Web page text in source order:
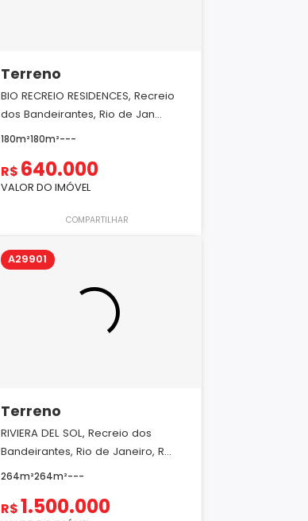
Terreno
BIO RECREIO RESIDENCES, Recreio
dos Bandeirantes, Rio de Jan...
180m²180m²---
R$ 640.000
VALOR DO IMÓVEL
COMPARTILHAR
A29901
Terreno
RIVIERA DEL SOL, Recreio dos
Bandeirantes, Rio de Janeiro, R...
264m²264m²---
R$1.500.000